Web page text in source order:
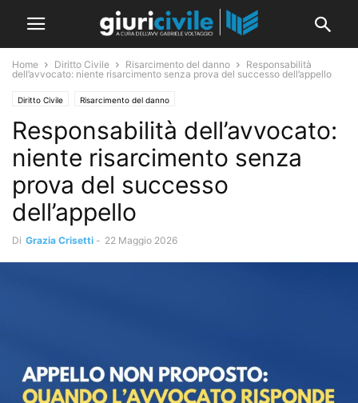
Home Diritto Civile Risarcimento del danno
Responsabilità
dell’avvocato: niente risarcimento senza prova del successo dell’appello
Diritto Civile Risarcimento del danno
Responsabilità dell’avvocato:
niente risarcimento senza
prova del successo
dell’appello
Di Grazia Crisetti - 22 Maggio 2026